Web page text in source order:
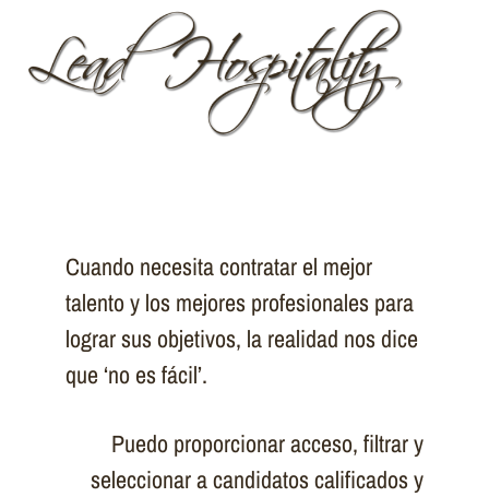
Cuando necesita contratar el mejor
talento y los mejores profesionales para
lograr sus objetivos, la realidad nos dice
que ‘no es fácil’.
Puedo proporcionar acceso, filtrar y
seleccionar a candidatos calificados y